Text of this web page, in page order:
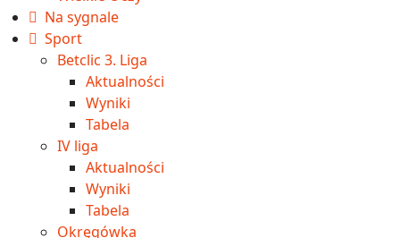
Na sygnale
Sport
Betclic 3. Liga
Aktualności
Wyniki
Tabela
IV liga
Aktualności
Wyniki
Tabela
Okręgówka